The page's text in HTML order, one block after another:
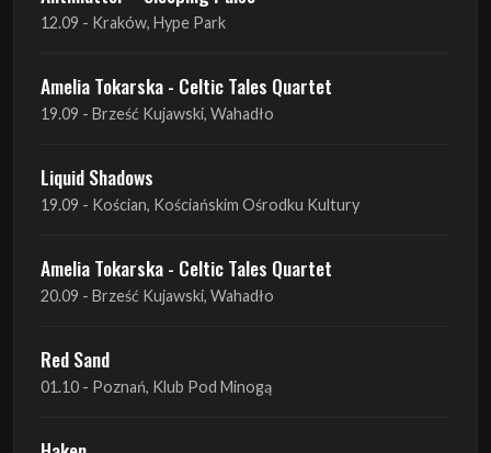
19.09 - Brześć Kujawski, Wahadło
Liquid Shadows
19.09 - Kościan, Kościańskim Ośrodku Kultury
Amelia Tokarska - Celtic Tales Quartet
20.09 - Brześć Kujawski, Wahadło
Red Sand
Haken
Heretoir + Unreqvited + Nidare